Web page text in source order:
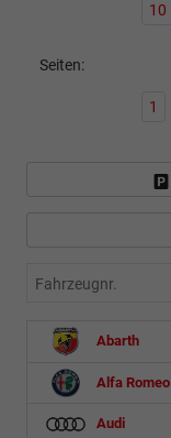
10
Seiten:
1
Fahrzeugnr.
Abarth
Alfa Romeo
Audi